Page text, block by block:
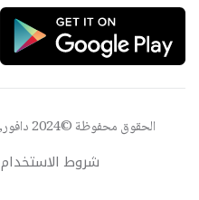
الحقوق محفوظة ©2024 دافور, أحد مشاريع مجموعة
شروط الاستخدام